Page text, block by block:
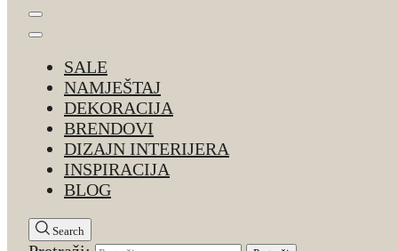
SALE
NAMJEŠTAJ
DEKORACIJA
BRENDOVI
DIZAJN INTERIJERA
INSPIRACIJA
BLOG
Search